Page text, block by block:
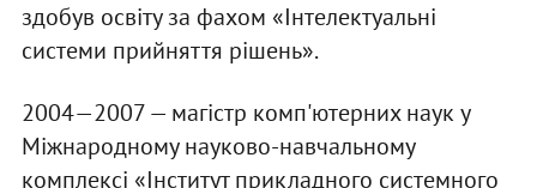
здобув освіту за фахом «Інтелектуальні
системи прийняття рішень».
2004—2007 — магістр комп'ютерних наук у
Міжнародному науково-навчальному
комплексі «Інститут прикладного системного